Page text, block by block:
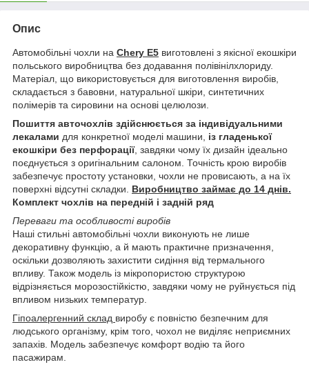
Опис
Автомобільні чохли на Chery E5 виготовлені з якісної екошкіри
польського виробництва без додавання полівінілхлориду.
Матеріал, що використовується для виготовлення виробів,
складається з бавовни, натуральної шкіри, синтетичних
полімерів та сировини на основі целюлози.
Пошиття авточохлів здійснюється за індивідуальними
лекалами для конкретної моделі машини, із гладенької
екошкіри без перфорації, завдяки чому їх дизайн ідеально
поєднується з оригінальним салоном. Точність крою виробів
забезпечує простоту установки, чохли не провисають, а на їх
поверхні відсутні складки. Виробництво займає до 14 днів.
Комплект чохлів на передній і задній ряд
Переваги та особливості виробів
Наші стильні автомобільні чохли виконують не лише
декоративну функцію, а й мають практичне призначення,
оскільки дозволяють захистити сидіння від термального
впливу. Також модель із мікропористою структурою
відрізняється морозостійкістю, завдяки чому не руйнується під
впливом низьких температур.
Гіпоалергенний склад виробу є повністю безпечним для
людського організму, крім того, чохол не виділяє неприємних
запахів. Модель забезпечує комфорт водію та його
пасажирам.